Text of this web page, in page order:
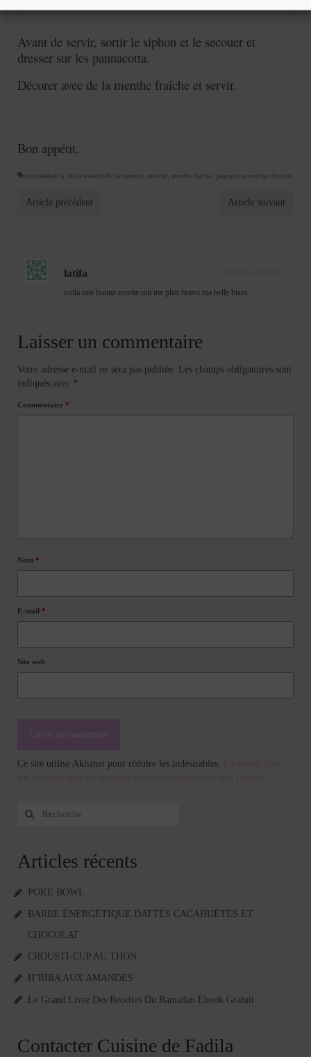
Avant de servir, sortir le siphon et le secouer et
dresser sur les pannacotta.
Décorer avec de la menthe fraîche et servir.
Bon appétit.
cuisinedefadila huile essentielle de menthe menthe menthe fraiche pannacotta menthe chocolat
Article précédent Article suivant
latifa
voila une bonne recette qui me plait bravo ma belle bises
Laisser un commentaire
Votre adresse e-mail ne sera pas publiée.
Les champs obligatoires sont
indiqués avec *
Commentaire *
Nom *
E-mail *
Site web
Ce site utilise Akismet pour réduire les indésirables.
Rechercher
Articles récents
POKE BOWL
BARRE ÉNERGÉTIQUE DATTES CACAHUÈTES ET
CHOCOLAT
CROUSTI-CUP AU THON
H’RIRA AUX AMANDES
Le Grand Livre Des Recettes Du Ramadan Ebook Gratuit
Contacter Cuisine de Fadila